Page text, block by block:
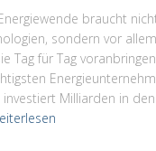
braucht
sondern vor
Tag für Tag
Milliarden in